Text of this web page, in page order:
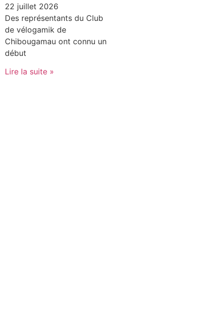
22 juillet 2026
Des représentants du Club
de vélogamik de
Chibougamau ont connu un
début
Lire la suite »